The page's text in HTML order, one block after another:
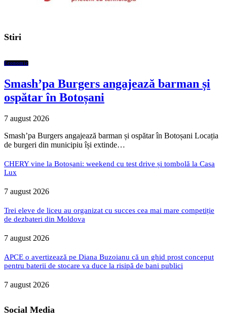
Stiri
Economic
Smash’pa Burgers angajează barman și
ospătar în Botoșani
7 august 2026
Smash’pa Burgers angajează barman și ospătar în Botoșani Locația
de burgeri din municipiu își extinde…
CHERY vine la Botoșani: weekend cu test drive și tombolă la Casa
Lux
7 august 2026
Trei eleve de liceu au organizat cu succes cea mai mare competiție
de dezbateri din Moldova
7 august 2026
APCE o avertizează pe Diana Buzoianu că un ghid prost conceput
pentru baterii de stocare va duce la risipă de bani publici
7 august 2026
Social Media